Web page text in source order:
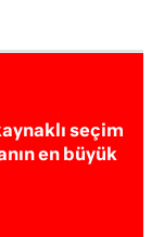
seçim
en büyük